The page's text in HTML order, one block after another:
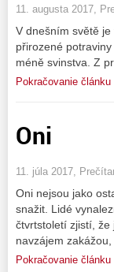
11. augusta 2017,
V dnešním světě
přirozené
méně svinstva. Z
Pokračovanie článku
Oni
11. júla 2017,
Oni nejsou jako
snažit. Lidé
čtvrtstoletí zjistí,
navzájem
Pokračovanie článku